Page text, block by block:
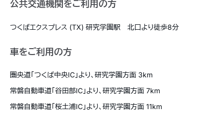
公共交通機関をご利用の方
つくばエクスプレス (TX) 研究学園駅 北口より徒歩8分
車をご利用の方
圏央道「つくば中央IC」より、研究学園方面 3km
常磐自動車道「谷田部IC」より、研究学園方面 7km
常磐自動車道「桜土浦IC」より、研究学園方面 11km